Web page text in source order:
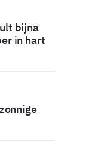
bijna
in hart